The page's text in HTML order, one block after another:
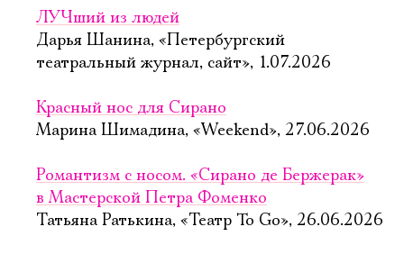
ЛУЧший из людей
Дарья Шанина, «Петербургский
театральный журнал, сайт», 1.07.2026
Красный нос для Сирано
Марина Шимадина, «Weekend», 27.06.2026
Романтизм с носом. «Сирано де Бержерак»
в Мастерской Петра Фоменко
Татьяна Ратькина, «Театр To Go», 26.06.2026